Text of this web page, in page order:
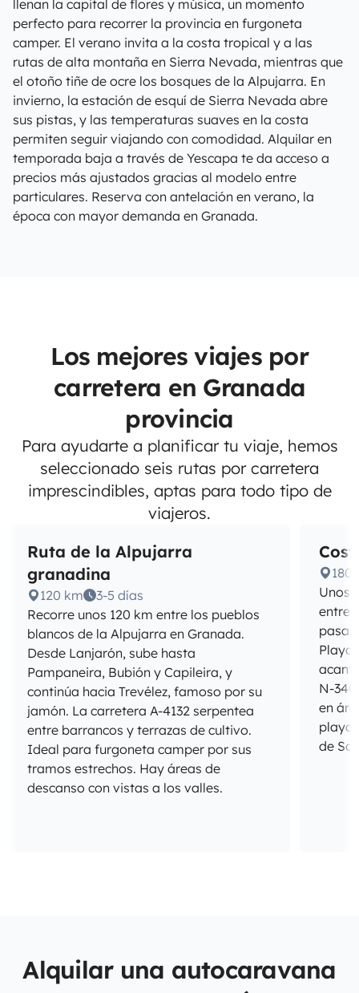
llenan la capital de flores y música, un momento
perfecto para recorrer la provincia en furgoneta
camper. El verano invita a la costa tropical y a las
rutas de alta montaña en Sierra Nevada, mientras que
el otoño tiñe de ocre los bosques de la Alpujarra. En
invierno, la estación de esquí de Sierra Nevada abre
sus pistas, y las temperaturas suaves en la costa
permiten seguir viajando con comodidad. Alquilar en
temporada baja a través de Yescapa te da acceso a
precios más ajustados gracias al modelo entre
particulares. Reserva con antelación en verano, la
época con mayor demanda en Granada.
Los mejores viajes por
carretera en Granada
provincia
Para ayudarte a planificar tu viaje, hemos
seleccionado seis rutas por carretera
imprescindibles, aptas para todo tipo de
viajeros.
Ruta de la Alpujarra
granadina
120 km
3-5 días
Recorre unos 120 km entre los pueblos
blancos de la Alpujarra en Granada.
Desde Lanjarón, sube hasta
Pampaneira, Bubión y Capileira, y
continúa hacia Trevélez, famoso por su
jamón. La carretera A-4132 serpentea
entre barrancos y terrazas de cultivo.
Ideal para furgoneta camper por sus
tramos estrechos. Hay áreas de
descanso con vistas a los valles.
180
Unos
entre
N-
en
de
Alquilar una autocaravana